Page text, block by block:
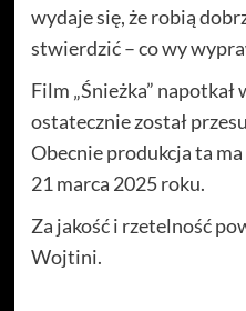
wydaje się, że robią
stwierdzić – co wy
Film „Śnieżka”
ostatecznie został
Obecnie produkcja ta
21 marca 2025 roku.
Za jakość i rzetelność
Wojtini.